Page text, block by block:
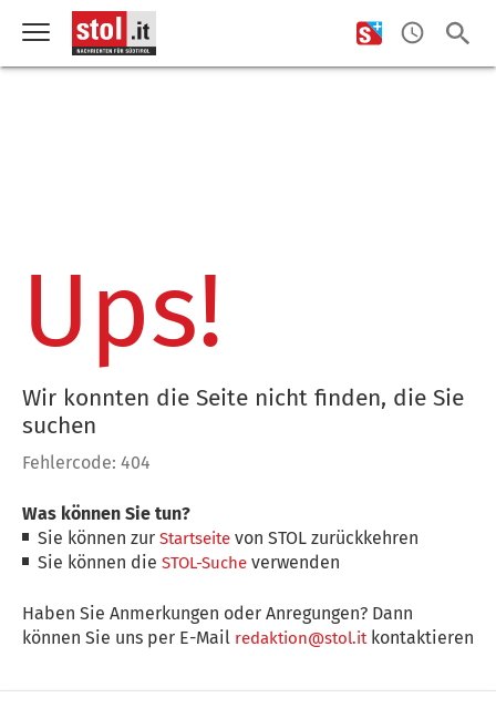
Ups!
Wir konnten die Seite nicht finden, die Sie
suchen
Fehlercode: 404
Was können Sie tun?
Sie können zurStartseite von STOL zurückkehren
Sie können dieSTOL-Suche verwenden
Haben Sie Anmerkungen oder Anregungen? Dann
können Sie uns per E-Mail redaktion@stol.itkontaktieren